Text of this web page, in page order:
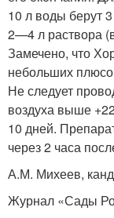
10 л воды берут
2—4 л раствора
Замечено, что
небольших
Не следует
воздуха выше
10 дней.
через 2 часа
А.М. Михеев,
Журнал «Сады